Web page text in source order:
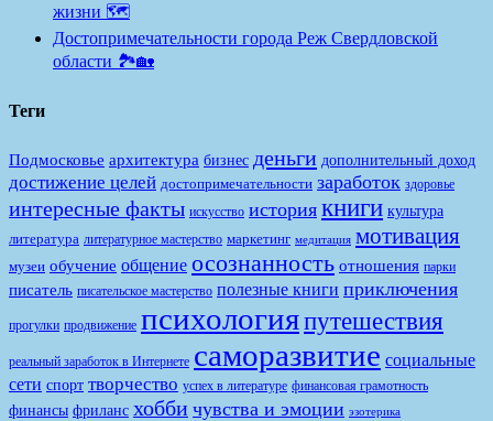
жизни 🗺️
Достопримечательности города Реж Свердловской
области 🏞️🏡
Теги
Подмосковье архитектура бизнес деньги дополнительный доход
достижение целей достопримечательности заработок здоровье
интересные факты искусство история книги культура
литература литературное мастерство маркетинг медитация мотивация
музеи обучение общение осознанность отношения парки
писатель писательское мастерство полезные книги приключения
прогулки продвижение психологияпутешествия
реальный заработок в Интернете саморазвитие социальные
сети спорт творчество успех в литературе финансовая грамотность
финансы фриланс хобби чувства и эмоции эзотерика